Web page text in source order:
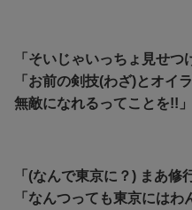
「そいじゃいっちょ見せつ
「お前の剣技(わざ)とオイ
無敵になれるってことを!!」
「(なんで東京に？) まあ修
「なんつっても東京にはわ